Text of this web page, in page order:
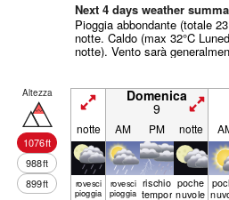
Next 4 days weather
Pioggia abbondante (totale
notte. Caldo (max 32°C
notte). Vento sarà
Altezza
1076ft
988ft
899ft
Domenica
9
notte AM PM notte
rovesci
pioggia
rovesci
pioggia
rischio
temporale
poche
nuvole